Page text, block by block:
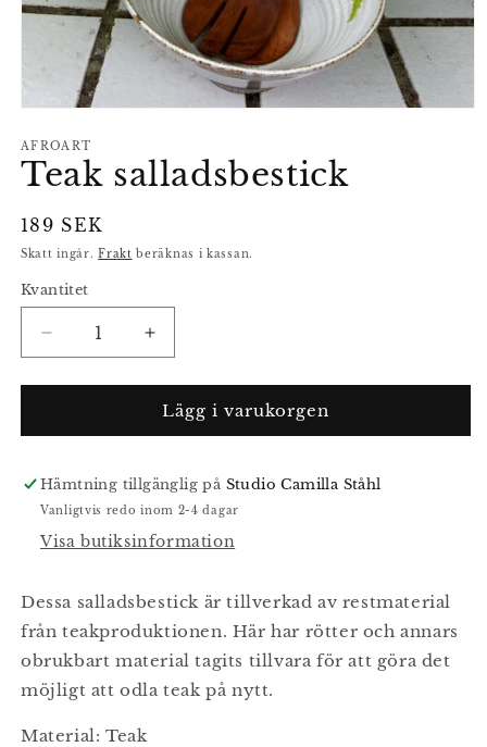
1
i
modalfönster
AFROART
Teak salladsbestick
Ordinarie
pris
189 SEK
Skatt ingår.Frakt beräknas i kassan.
Kvantitet
Minska
kvantitet
för
salladsbestick
Öka
kvantitet
för
Teak
salladsbestick
Lägg i varukorgen
Hämtning tillgänglig på Studio Camilla Ståhl
Vanligtvis redo inom 2-4 dagar
Visa butiksinformation
Dessa salladsbestick är tillverkad av restmaterial
från teakproduktionen. Här har rötter och annars
obrukbart material tagits tillvara för att göra det
möjligt att odla teak på nytt.
Material: Teak